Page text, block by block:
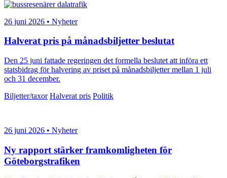
26 juni 2026 • Nyheter
Halverat pris på månadsbiljetter beslutat
Den 25 juni fattade regeringen det formella beslutet att införa ett
statsbidrag för halvering av priset på månadsbiljetter mellan 1 juli
och 31 december.
Biljetter/taxor Halverat pris Politik
26 juni 2026 • Nyheter
Ny rapport stärker framkomligheten för
Göteborgstrafiken